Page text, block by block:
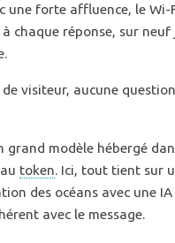
une forte affluence, le
chaque réponse, sur
de visiteur, aucune
grand modèle hébergé
token. Ici, tout tient sur
des océans avec une
avec le message.